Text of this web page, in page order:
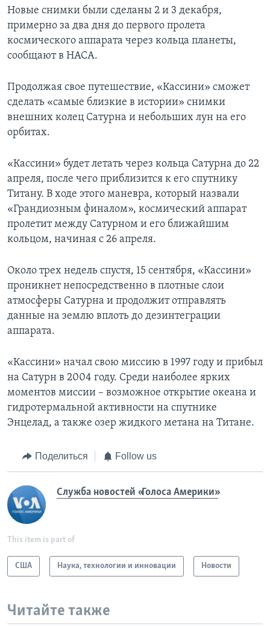
Новые снимки были сделаны 2 и 3 декабря,
примерно за два дня до первого пролета
космического аппарата через кольца планеты,
сообщают в НАСА.
Продолжая свое путешествие, «Кассини» сможет
сделать «самые близкие в истории» снимки
внешних колец Сатурна и небольших лун на его
орбитах.
«Кассини» будет летать через кольца Сатурна до 22
апреля, после чего приблизится к его спутнику
Титану. В ходе этого маневра, который назвали
«Грандиозным финалом», космический аппарат
пролетит между Сатурном и его ближайшим
кольцом, начиная с 26 апреля.
Около трех недель спустя, 15 сентября, «Кассини»
проникнет непосредственно в плотные слои
атмосферы Сатурна и продолжит отправлять
данные на землю вплоть до дезинтеграции
аппарата.
«Кассини» начал свою миссию в 1997 году и прибыл
на Сатурн в 2004 году. Среди наиболее ярких
моментов миссии – возможное открытие океана и
гидротермальной активности на спутнике
Энцелад, а также озер жидкого метана на Титане.
Поделиться Follow us
Служба новостей «Голоса Америки»
This item is part of
США Наука, технологии и инновации Новости
Читайте также